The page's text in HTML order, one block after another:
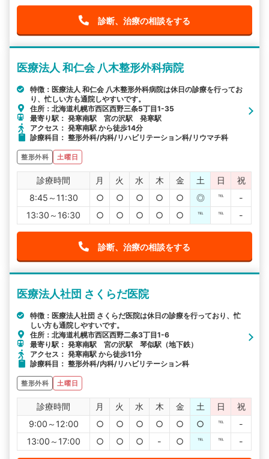
診断、治療の相談をする
医療法人 和仁会 八木整形外科病院
特徴：医療法人 和仁会 八木整形外科病院は休日の診療を行ってお
り、忙しい方も通院しやすいです。
住所：北海道札幌市西区西野三条5丁目1-35
最寄り駅： 発寒南駅 宮の沢駅 発寒駅
アクセス： 発寒南駅 から徒歩14分
診療科目： 整形外科/内科/リハビリテーション科/リウマチ科
整形外科 土曜日
診療時間 月 火 水 木 金 土 日
祝
8:45～11:30
○ ○ ○ ○ ○ ◎ ℡
-
13:30～16:30
○ ○ ○ ○ ○ ℡ ℡ -
診断、治療の相談をする
医療法人社団 さくらだ医院
特徴：医療法人社団 さくらだ医院は休日の診療を行っており、忙
しい方も通院しやすいです。
住所：北海道札幌市西区西野二条3丁目1-6
最寄り駅： 発寒南駅 宮の沢駅 琴似駅（地下鉄）
アクセス： 発寒南駅 から徒歩11分
診療科目： 整形外科/内科/リハビリテーション科
整形外科 土曜日
診療時間 月 火 水 木 金 土 日
祝
9:00～12:00
○ ○ ○ ○ ○ ○ ℡
-
13:00～17:00
○ ○ ○ - ○ ℡ ℡ -